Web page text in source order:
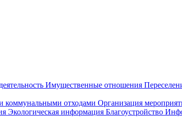
Имущественные отношения
коммунальными отходами Организация
Экологическая информация Благоустройство